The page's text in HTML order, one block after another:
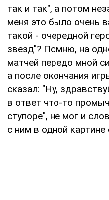
так и так", а потом
меня это было очень
такой - очередной
звезд"? Помню, на
матчей передо мной
а после окончания
сказал: "Ну,
в ответ что-то
ступоре", не мог и
с ним в одной картине